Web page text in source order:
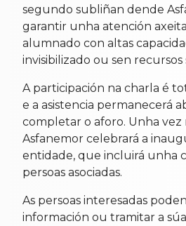
segundo subliñan dende
garantir unha atención
alumnado con altas
invisibilizado ou sen recursos
A participación na charla é
e a asistencia permanecerá
completar o aforo. Unha vez
Asfanemor celebrará a
entidade, que incluirá unha
persoas asociadas.
As persoas interesadas
información ou tramitar a